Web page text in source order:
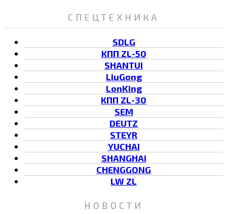
СПЕЦТЕХНИКА
SDLG
КПП ZL-50
SHANTUI
LiuGong
LonKing
КПП ZL-30
SEM
DEUTZ
STEYR
YUCHAI
SHANGHAI
CHENGGONG
LW ZL
НОВОСТИ